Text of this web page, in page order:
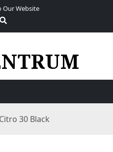
Our Website
30 Black